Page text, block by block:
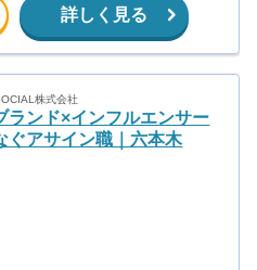
詳しく見る
株式会社
ランド×インフルエンサー
ぐアサイン職｜六本木